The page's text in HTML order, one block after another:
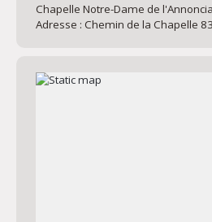
Chapelle Notre-Dame de
Adresse : Chemin de la Chapelle